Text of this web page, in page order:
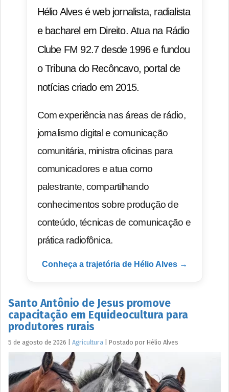
Hélio Alves é web jornalista, radialista
e bacharel em Direito. Atua na Rádio
Clube FM 92.7 desde 1996 e fundou
o Tribuna do Recôncavo, portal de
notícias criado em 2015.
Com experiência nas áreas de rádio,
jornalismo digital e comunicação
comunitária, ministra oficinas para
comunicadores e atua como
palestrante, compartilhando
conhecimentos sobre produção de
conteúdo, técnicas de comunicação e
prática radiofônica.
Conheça a trajetória de Hélio Alves →
Santo Antônio de Jesus promove
capacitação em Equideocultura para
produtores rurais
5 de agosto de 2026 Agricultura Postado por Hélio Alves